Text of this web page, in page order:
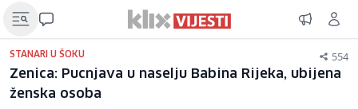
STANARI U ŠOKU 554
Zenica: Pucnjava u naselju Babina Rijeka, ubijena
ženska osoba